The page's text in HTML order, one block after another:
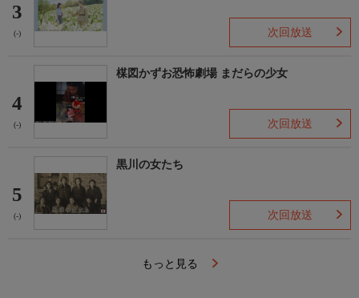
3
(-) 次回放送
4
(-)
楳図かずお恐怖劇場 まだらの少女
次回放送
5
(-)
黒川の女たち
次回放送
もっと見る